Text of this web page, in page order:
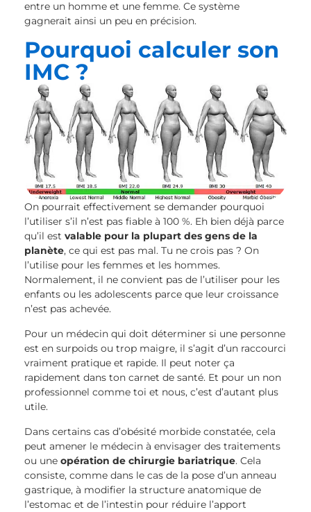
entre un homme et une femme. Ce système
gagnerait ainsi un peu en précision.
Pourquoi calculer son
IMC ?
On pourrait effectivement se demander pourquoi
l’utiliser s’il n’est pas fiable à 100 %. Eh bien déjà parce
qu’il est valable pour la plupart des gens de la
planète, ce qui est pas mal. Tu ne crois pas ? On
l’utilise pour les femmes et les hommes.
Normalement, il ne convient pas de l’utiliser pour les
enfants ou les adolescents parce que leur croissance
n’est pas achevée.
Pour un médecin qui doit déterminer si une personne
est en surpoids ou trop maigre, il s’agit d’un raccourci
vraiment pratique et rapide. Il peut noter ça
rapidement dans ton carnet de santé. Et pour un non
professionnel comme toi et nous, c’est d’autant plus
utile.
Dans certains cas d’obésité morbide constatée, cela
peut amener le médecin à envisager des traitements
ou une opération de chirurgie bariatrique. Cela
consiste, comme dans le cas de la pose d’un anneau
gastrique, à modifier la structure anatomique de
l’estomac et de l’intestin pour réduire l’apport